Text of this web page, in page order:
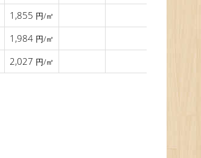
1,855 円/㎡
1,984 円/㎡
2,027 円/㎡